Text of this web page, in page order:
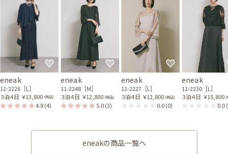
eneak
11-2226［L］
３泊４日 ￥13,800 (税込)
4.8(4)
eneak
11-2248［M］
３泊４日 ￥12,800 (税込)
5.0(3)
eneak
11-2227［L］
３泊４日 ￥12,800 (税込)
0.0(0)
eneak
11-2230［L］
３泊４日 ￥15,800 (
0.0
eneakの商品一覧へ